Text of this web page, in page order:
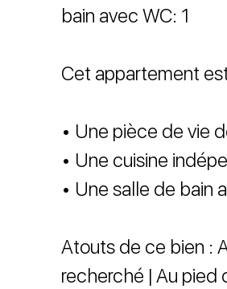
bain avec WC: 1
Cet appartement
• Une pièce de vie
• Une cuisine
• Une salle de bain
Atouts de ce bien :
recherché | Au